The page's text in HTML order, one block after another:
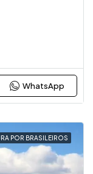
WhatsApp
POR BRASILEIROS